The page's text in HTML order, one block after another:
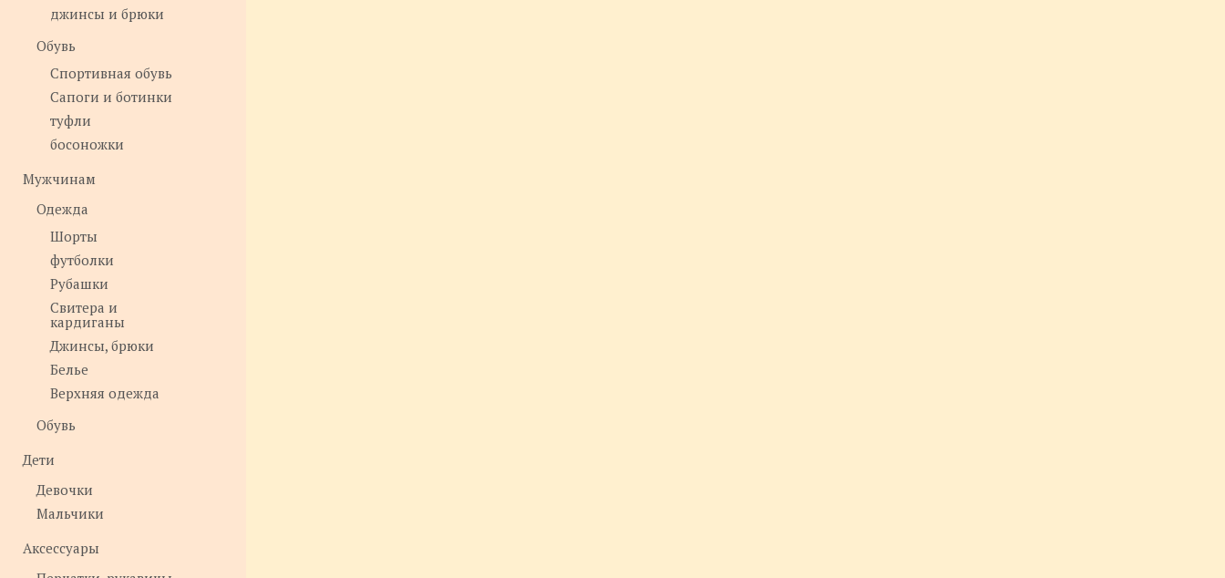
джинсы и брюки
Обувь
Спортивная обувь
Сапоги и ботинки
туфли
босоножки
Мужчинам
Одежда
Шорты
футболки
Рубашки
Свитера и
кардиганы
Джинсы, брюки
Белье
Верхняя одежда
Обувь
Дети
Девочки
Мальчики
Аксессуары